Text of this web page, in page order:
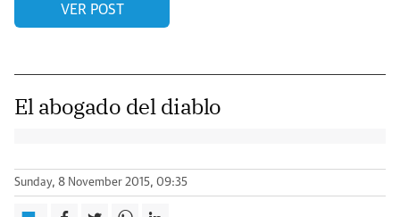
VER POST
El abogado del diablo
Sunday, 8 November 2015, 09:35